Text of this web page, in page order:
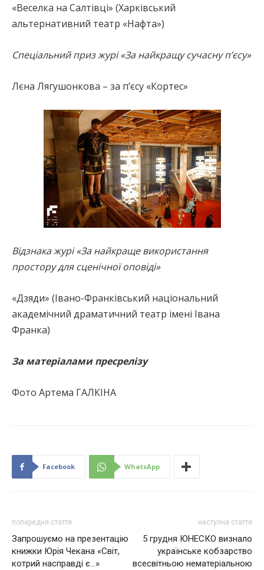
«Веселка на Салтівці» (Харківський
альтернативний театр «Нафта»)
Спеціальний приз журі «За найкращу сучасну п’єсу»
Лєна Лягушонкова – за п’єсу «Кортес»
Відзнака журі «За найкраще використання
простору для сценічної оповіді»
«Дзяди» (Івано-Франківський національний
академічний драматичний театр імені Івана
Франка)
За матеріалами пресрелізу
Фото Артема ГАЛКІНА
Facebook WhatsApp
попередня стаття
Запрошуємо на презентацію
книжки Юрія Чекана «Світ,
котрий насправді є…»
наступна стаття
5 грудня ЮНЕСКО визнало
українське кобзарство
всесвітньою нематеріальною